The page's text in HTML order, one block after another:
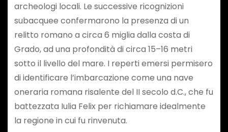
archeologi locali. Le successive ricognizioni
subacquee confermarono la presenza di un
relitto romano a circa 6 miglia dalla costa di
Grado, ad una profondità di circa 15–16 metri
sotto il livello del mare. I reperti emersi permisero
di identificare l’imbarcazione come una nave
oneraria romana risalente del II secolo d.C., che fu
battezzata Iulia Felix per richiamare idealmente
la regione in cui fu rinvenuta.